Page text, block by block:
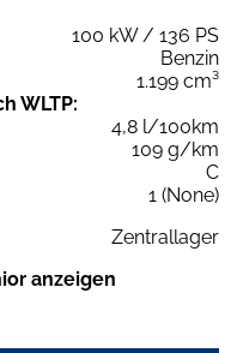
100 kW / 136 PS
Benzin
1.199 cm³
WLTP:
4,8 l/100km
109 g/km
C
1 (None)
Zentrallager
anzeigen